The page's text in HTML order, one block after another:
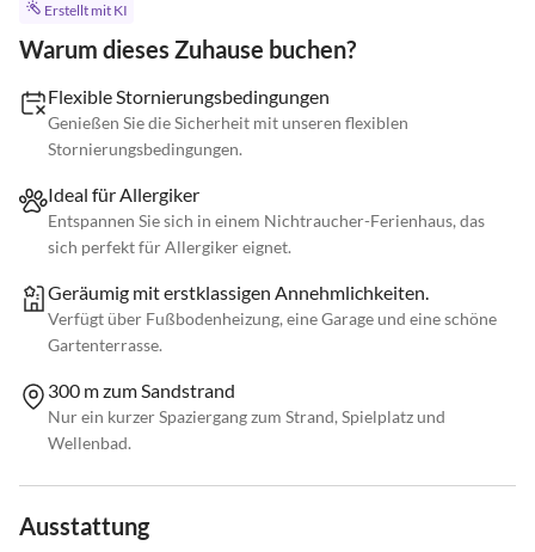
Erstellt mit KI
Warum dieses Zuhause buchen?
Flexible Stornierungsbedingungen
Genießen Sie die Sicherheit mit unseren flexiblen
Stornierungsbedingungen.
Ideal für Allergiker
Entspannen Sie sich in einem Nichtraucher-Ferienhaus, das
sich perfekt für Allergiker eignet.
Geräumig mit erstklassigen Annehmlichkeiten.
Verfügt über Fußbodenheizung, eine Garage und eine schöne
Gartenterrasse.
300 m zum Sandstrand
Nur ein kurzer Spaziergang zum Strand, Spielplatz und
Wellenbad.
Ausstattung